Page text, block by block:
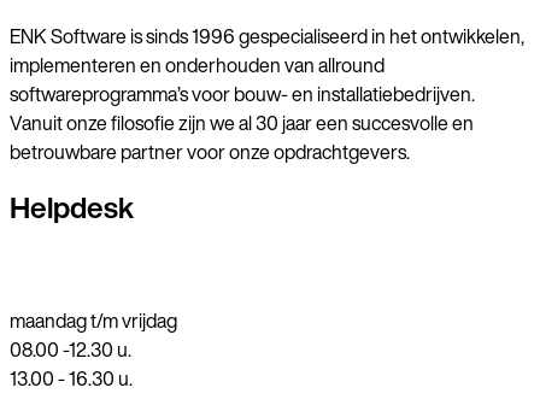
ENK Software is sinds 1996 gespecialiseerd in het ontwikkelen,
implementeren en onderhouden van allround
softwareprogramma’s voor bouw- en installatiebedrijven.
Vanuit onze filosofie zijn we al 30 jaar een succesvolle en
betrouwbare partner voor onze opdrachtgevers.
Helpdesk
maandag t/m vrijdag
08.00 -12.30 u.
13.00 - 16.30 u.